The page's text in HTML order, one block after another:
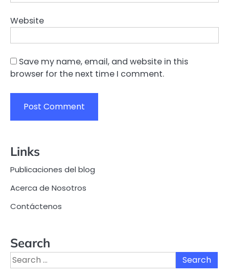
Website
Save my name, email, and website in this
browser for the next time I comment.
Links
Publicaciones del blog
Acerca de Nosotros
Contáctenos
Search
Search
for: